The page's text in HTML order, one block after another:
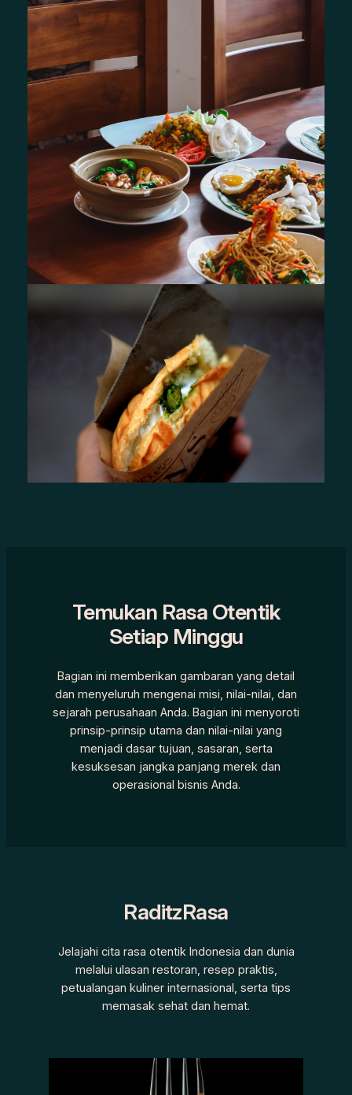
Temukan Rasa Otentik
Setiap Minggu
Bagian ini memberikan gambaran yang detail
dan menyeluruh mengenai misi, nilai-nilai, dan
sejarah perusahaan Anda. Bagian ini menyoroti
prinsip-prinsip utama dan nilai-nilai yang
menjadi dasar tujuan, sasaran, serta
kesuksesan jangka panjang merek dan
operasional bisnis Anda.
RaditzRasa
Jelajahi cita rasa otentik Indonesia dan dunia
melalui ulasan restoran, resep praktis,
petualangan kuliner internasional, serta tips
memasak sehat dan hemat.